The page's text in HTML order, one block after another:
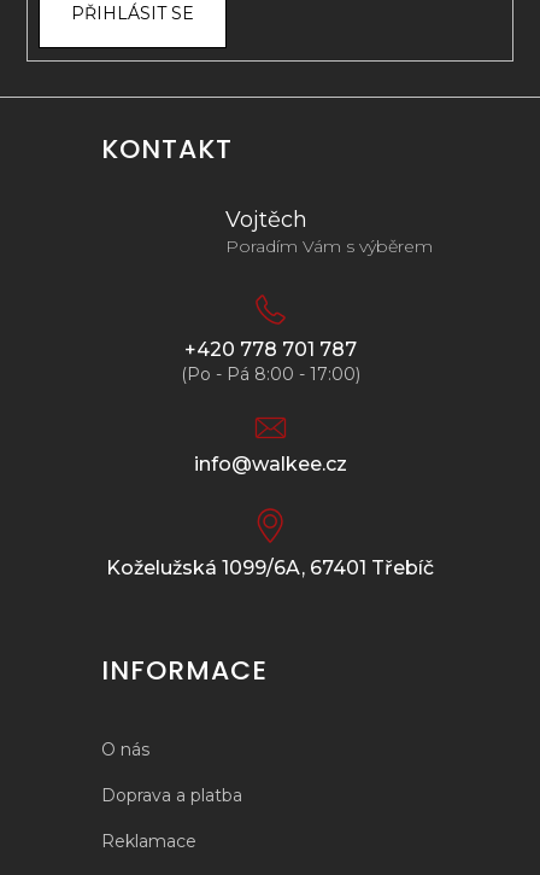
PŘIHLÁSIT SE
KONTAKT
Vojtěch
Poradím Vám s výběrem
+420 778 701 787
(Po - Pá 8:00 - 17:00)
info@walkee.cz
Koželužská 1099/6A, 67401 Třebíč
INFORMACE
O nás
Doprava a platba
Reklamace